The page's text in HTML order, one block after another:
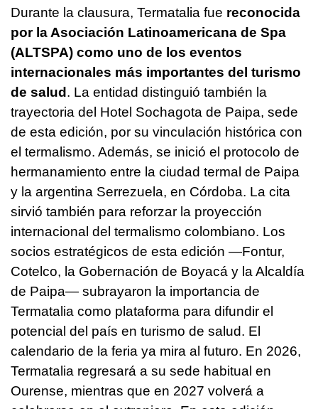
Durante la clausura, Termatalia fue reconocida
por la Asociación Latinoamericana de Spa
(ALTSPA) como uno de los eventos
internacionales más importantes del turismo
de salud . La entidad distinguió también la
trayectoria del Hotel Sochagota de Paipa, sede
de esta edición, por su vinculación histórica con
el termalismo. Además, se inició el protocolo de
hermanamiento entre la ciudad termal de Paipa
y la argentina Serrezuela, en Córdoba. La cita
sirvió también para reforzar la proyección
internacional del termalismo colombiano. Los
socios estratégicos de esta edición —Fontur,
Cotelco, la Gobernación de Boyacá y la Alcaldía
de Paipa— subrayaron la importancia de
Termatalia como plataforma para difundir el
potencial del país en turismo de salud. El
calendario de la feria ya mira al futuro. En 2026,
Termatalia regresará a su sede habitual en
Ourense, mientras que en 2027 volverá a